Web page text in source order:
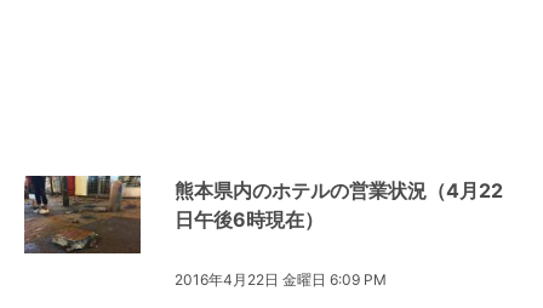
熊本県内のホテルの営業状況（4月22
日午後6時現在）
2016年4月22日 金曜日 6:09 PM